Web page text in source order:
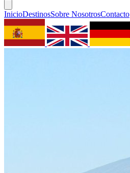
InicioDestinosSobre NosotrosContacto